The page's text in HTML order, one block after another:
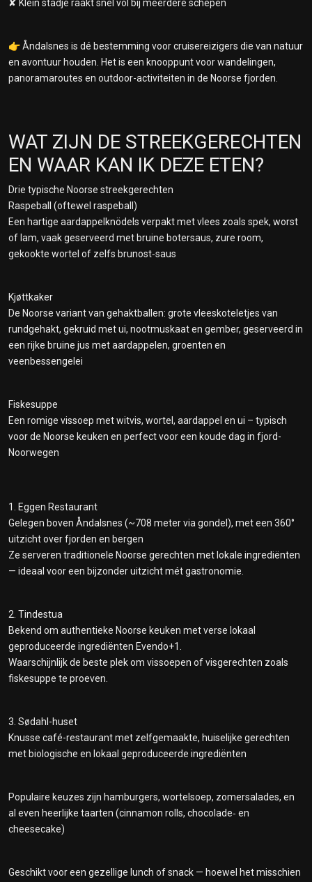
✘ Klein stadje raakt snel vol bij meerdere schepen
👉 Åndalsnes is dé bestemming voor cruisereizigers die van natuur
en avontuur houden. Het is een knooppunt voor wandelingen,
panoramaroutes en outdoor-activiteiten in de Noorse fjorden.
WAT ZIJN DE STREEKGERECHTEN
EN WAAR KAN IK DEZE ETEN?
Drie typische Noorse streekgerechten
Raspeball (oftewel raspeball)
Een hartige aardappelknödels verpakt met vlees zoals spek, worst
of lam, vaak geserveerd met bruine botersaus, zure room,
gekookte wortel of zelfs brunost‑saus
Kjøttkaker
De Noorse variant van gehaktballen: grote vleeskoteletjes van
rundgehakt, gekruid met ui, nootmuskaat en gember, geserveerd in
een rijke bruine jus met aardappelen, groenten en
veenbessengelei
Fiskesuppe
Een romige vissoep met witvis, wortel, aardappel en ui – typisch
voor de Noorse keuken en perfect voor een koude dag in fjord-
Noorwegen
1. Eggen Restaurant
Gelegen boven Åndalsnes (~708 meter via gondel), met een 360°
uitzicht over fjorden en bergen
Ze serveren traditionele Noorse gerechten met lokale ingrediënten
— ideaal voor een bijzonder uitzicht mét gastronomie.
2. Tindestua
Bekend om authentieke Noorse keuken met verse lokaal
geproduceerde ingrediënten Evendo+1.
Waarschijnlijk de beste plek om vissoepen of visgerechten zoals
fiskesuppe te proeven.
3. Sødahl-huset
Knusse café-restaurant met zelfgemaakte, huiselijke gerechten
met biologische en lokaal geproduceerde ingrediënten
Populaire keuzes zijn hamburgers, wortelsoep, zomersalades, en
al even heerlijke taarten (cinnamon rolls, chocolade‑ en
cheesecake)
Geschikt voor een gezellige lunch of snack — hoewel het misschien